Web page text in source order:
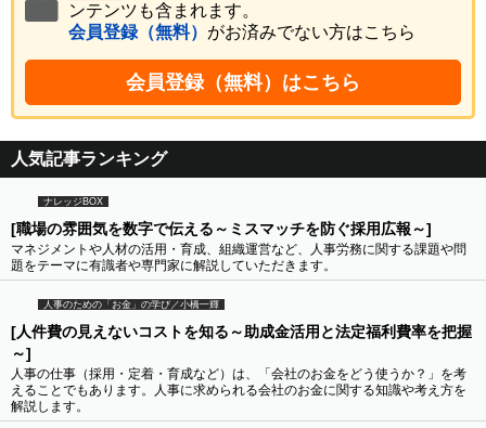
ンテンツも含まれます。
会員登録（無料） がお済みでない方はこちら
会員登録（無料）はこちら
人気記事ランキング
ナレッジBOX
[職場の雰囲気を数字で伝える～ミスマッチを防ぐ採用広報～]
マネジメントや人材の活用・育成、組織運営など、人事労務に関する課題や問
題をテーマに有識者や専門家に解説していただきます。
人事のための「お金」の学び／小橋一輝
[人件費の見えないコストを知る～助成金活用と法定福利費率を把握
～]
人事の仕事（採用・定着・育成など）は、「会社のお金をどう使うか？」を考
えることでもあります。人事に求められる会社のお金に関する知識や考え方を
解説します。